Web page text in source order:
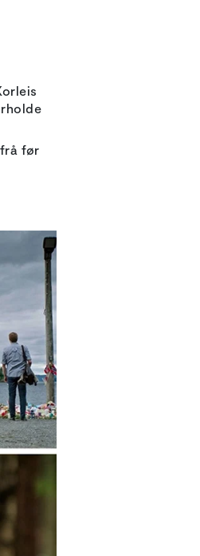
før